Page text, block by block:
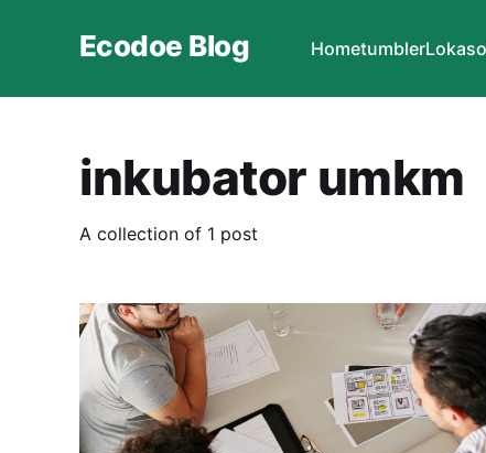
Ecodoe Blog Hometumbler
inkubator umkm
A collection of 1 post